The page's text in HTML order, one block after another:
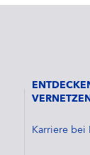
VERNETZEN
Karriere bei